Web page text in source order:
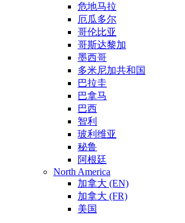
危地马拉
厄瓜多尔
哥伦比亚
哥斯达黎加
墨西哥
多米尼加共和国
巴拉圭
巴拿马
巴西
智利
玻利维亚
秘鲁
阿根廷
North America
加拿大 (EN)
加拿大 (FR)
美国